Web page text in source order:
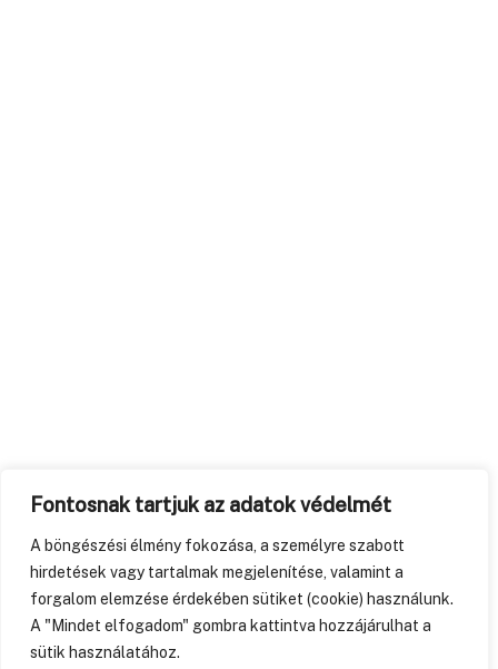
Fontosnak tartjuk az adatok védelmét
A böngészési élmény fokozása, a személyre szabott
hirdetések vagy tartalmak megjelenítése, valamint a
forgalom elemzése érdekében sütiket (cookie) használunk.
A "Mindet elfogadom" gombra kattintva hozzájárulhat a
sütik használatához.